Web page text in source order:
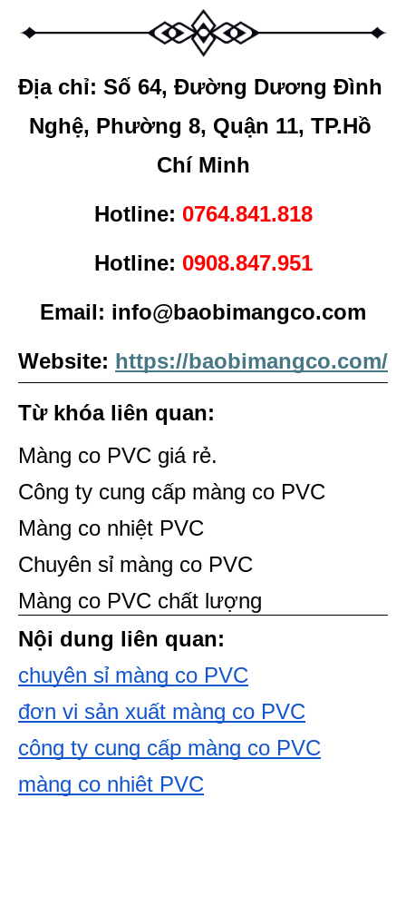
Địa chỉ: Số 64, Đường Dương Đình
Nghệ, Phường 8, Quận 11, TP.Hồ
Chí Minh
Hotline: 0764.841.818
Hotline: 0908.847.951
Email: info@baobimangco.com
Website: https://baobimangco.com/
Từ khóa liên quan:
Màng co PVC giá rẻ.
Công ty cung cấp màng co PVC
Màng co nhiệt PVC
Chuyên sỉ màng co PVC
Màng co PVC chất lượng
Nội dung liên quan:
chuyên sỉ màng co PVC
đơn vị sản xuất màng co PVC
công ty cung cấp màng co PVC
màng co nhiệt PVC